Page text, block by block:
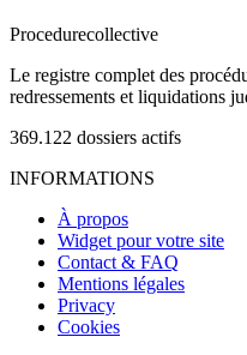
Procedurecollective
Le registre complet des
redressements et liquidations
369.122 dossiers actifs
INFORMATIONS
À propos
Widget pour votre site
Contact & FAQ
Mentions légales
Privacy
Cookies